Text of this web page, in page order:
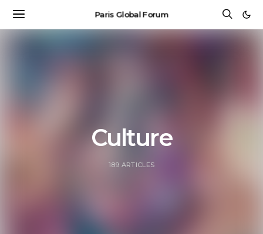
Paris Global Forum
Culture
189 ARTICLES